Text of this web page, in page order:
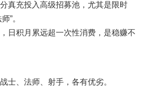
真充投入高级招募池，尤其是限时
”。
日积月累远超一次性消费，是稳赚不
士、法师、射手，各有优劣。